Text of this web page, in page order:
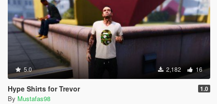
5.0 2,182 16
Hype Shirts for Trevor 1.0
By Mustafas98